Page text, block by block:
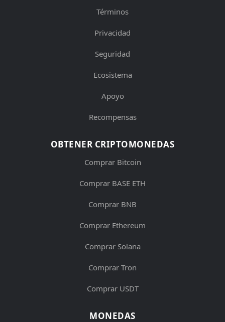
Términos
Privacidad
Seguridad
Ecosistema
Apoyo
Recompensas
OBTENER CRIPTOMONEDAS
Comprar Bitcoin
Comprar BASE ETH
Comprar BNB
Comprar Ethereum
Comprar Solana
Comprar Tron
Comprar USDT
MONEDAS